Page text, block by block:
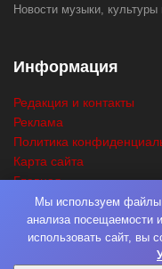
Новости музыки,
Информация
Редакция и контакты
Реклама
Политика
Карта сайта
Главная
Поиск
© 2026Нота Миру.
Мы используем файлы
анализа посещаемости
использовать сайт, вы